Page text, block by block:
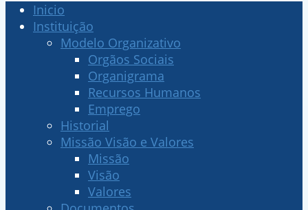
Inicio
Instituição
Modelo Organizativo
Orgãos Sociais
Organigrama
Recursos Humanos
Emprego
Historial
Missão Visão e Valores
Missão
Visão
Valores